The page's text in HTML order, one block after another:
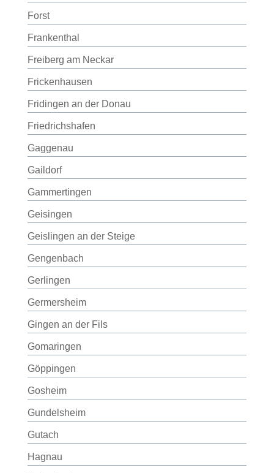
Forst
Frankenthal
Freiberg am Neckar
Frickenhausen
Fridingen an der Donau
Friedrichshafen
Gaggenau
Gaildorf
Gammertingen
Geisingen
Geislingen an der Steige
Gengenbach
Gerlingen
Germersheim
Gingen an der Fils
Gomaringen
Göppingen
Gosheim
Gundelsheim
Gutach
Hagnau